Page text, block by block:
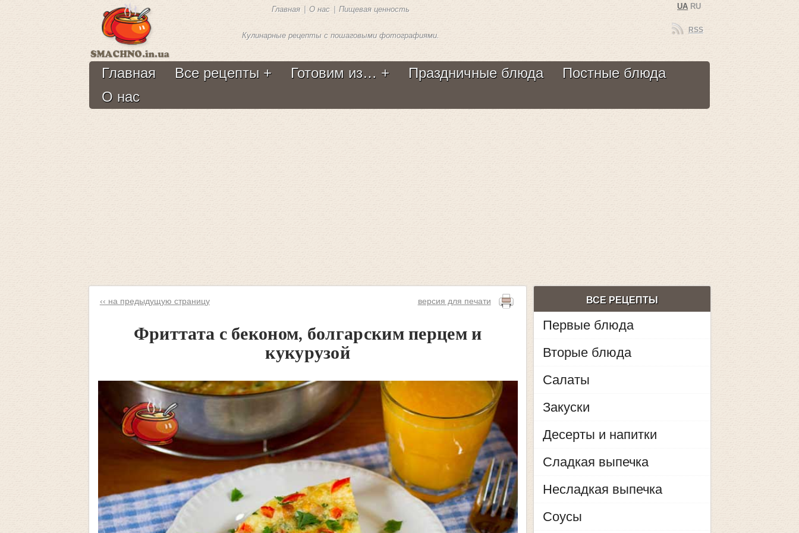
Главная О нас Пищевая ценность
Кулинарные рецепты с пошаговыми фотографиями.
RSS
Главная Все рецепты Готовим из… Праздничные блюда
Постные блюда
О нас
‹‹ на предыдущую страницу версия для печати
Фриттата с беконом, болгарским перцем и
кукурузой
ВСЕ РЕЦЕПТЫ
Первые блюда
Вторые блюда
Салаты
Закуски
Десерты и напитки
Сладкая выпечка
Несладкая выпечка
Соусы
UA RU